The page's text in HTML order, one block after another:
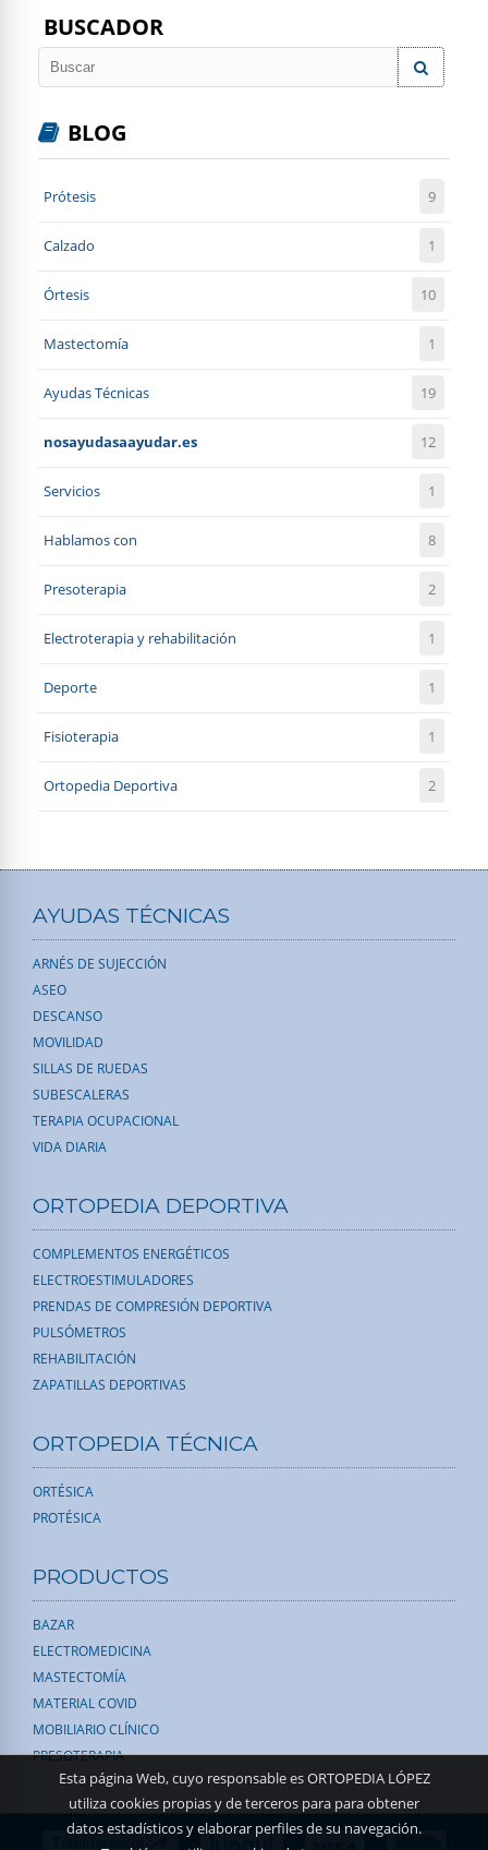
Esta página Web, cuyo responsable es ORTOPEDIA LÓPEZ
utiliza cookies propias y de terceros para para obtener
datos estadísticos y elaborar perfiles de su navegación.
BUSCADOR
BLOG
Prótesis 9
Calzado 1
Órtesis 10
Mastectomía 1
Ayudas Técnicas 19
nosayudasaayudar.es 12
Servicios 1
Hablamos con 8
Presoterapia 2
Electroterapia y rehabilitación 1
Deporte 1
Fisioterapia 1
Ortopedia Deportiva 2
AYUDAS TÉCNICAS
ARNÉS DE SUJECCIÓN
ASEO
DESCANSO
MOVILIDAD
SILLAS DE RUEDAS
SUBESCALERAS
TERAPIA OCUPACIONAL
VIDA DIARIA
ORTOPEDIA DEPORTIVA
COMPLEMENTOS ENERGÉTICOS
ELECTROESTIMULADORES
PRENDAS DE COMPRESIÓN DEPORTIVA
PULSÓMETROS
REHABILITACIÓN
ZAPATILLAS DEPORTIVAS
ORTOPEDIA TÉCNICA
ORTÉSICA
PROTÉSICA
PRODUCTOS
BAZAR
ELECTROMEDICINA
MASTECTOMÍA
MATERIAL COVID
MOBILIARIO CLÍNICO
PRESOTERAPIA